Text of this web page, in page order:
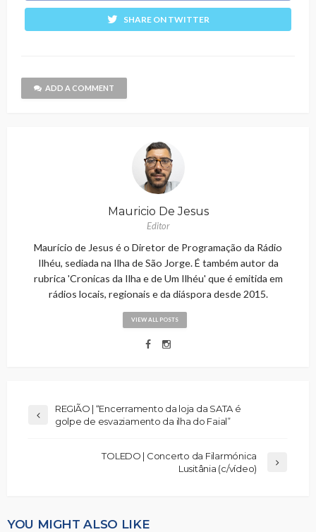
SHARE ON TWITTER
ADD A COMMENT
Mauricio De Jesus
Editor
Maurício de Jesus é o Diretor de Programação da Rádio
Ilhéu, sediada na Ilha de São Jorge. É também autor da
rubrica 'Cronicas da Ilha e de Um Ilhéu' que é emitida em
rádios locais, regionais e da diáspora desde 2015.
VIEW ALL POSTS
REGIÃO | “Encerramento da loja da SATA é
golpe de esvaziamento da ilha do Faial”
TOLEDO | Concerto da Filarmónica
Lusitânia (c/vídeo)
YOU MIGHT ALSO LIKE